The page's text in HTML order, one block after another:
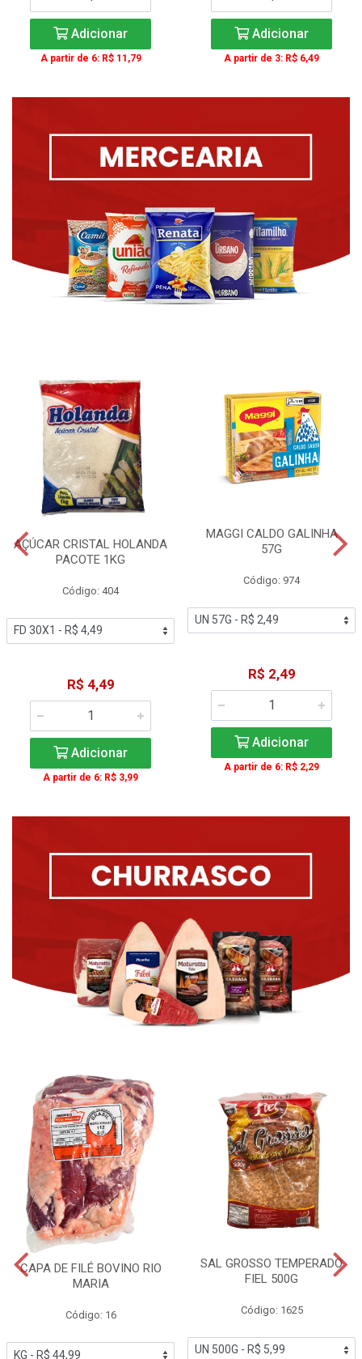
Adicionar
A partir de 6: R$ 11,79
Adicionar
A partir de 3: R$ 6,49
AÇÚCAR CRISTAL HOLANDA
PACOTE 1KG
Código: 404
R$ 4,49
Adicionar
A partir de 6: R$ 3,99
MAGGI CALDO GALINHA
57G
Código: 974
R$ 2,49
Adicionar
A partir de 6: R$ 2,29
CAPA DE FILÉ BOVINO RIO
MARIA
Código: 16
SAL GROSSO TEMPERADO
FIEL 500G
Código: 1625